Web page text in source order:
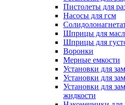
Пистолеты для
Насосы для гсм
Шприцы для
Шприцы для
Воронки
Мерные емкости
Установки для
Установки для
Установки для
жидкости